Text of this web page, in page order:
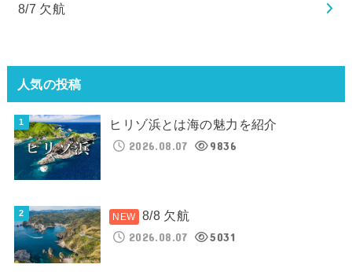
8/7 欠航
人気の投稿
ヒリゾ浜とは海の魅力を紹介
2026.08.07
9836
8/8 欠航
2026.08.07
5031